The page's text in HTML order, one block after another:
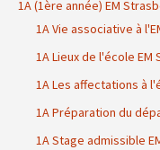
1A (1ère année) EM
1A Vie associative à
1A Lieux de l'école EM
1A Les affectations à
1A Préparation du
1A Stage admissible